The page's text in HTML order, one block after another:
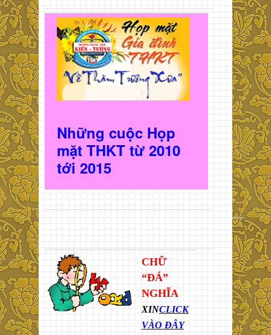
Những cuộc Họp
mặt THKT từ 2010
tới 2015
CHỮ
“ĐÁ”
NGHĨA
XINCLICK
VÀO ĐÂY